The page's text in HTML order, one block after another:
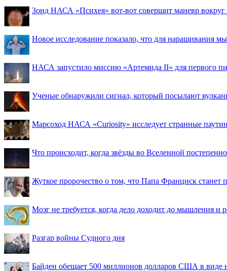
Зонд НАСА «Психея» вот-вот совершит маневр вокруг
Новое исследование показало, что для наращивания
НАСА запустило миссию «Артемида II» для первого
Ученые обнаружили сигнал, который посылают
Марсоход НАСА «Curiosity» исследует странные
Что происходит, когда звёзды во Вселенной
Жуткое пророчество о том, что Папа Франциск
Мозг не требуется, когда дело доходит до мышления и
Разгар войны Судного дня
Байден обещает 500 миллионов долларов США в